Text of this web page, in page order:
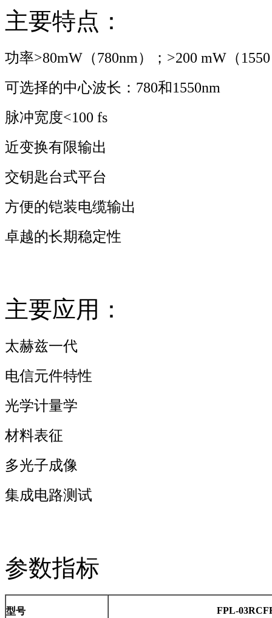
主要特点：
功率>80mW（780nm）；>200 mW（
可选择的中心波长：780和1550nm
脉冲宽度<100 fs
近变换有限输出
交钥匙台式平台
方便的铠装电缆输出
卓越的长期稳定性
主要应用：
太赫兹一代
电信元件特性
光学计量学
材料表征
多光子成像
集成电路测试
参数指标
型号 FPL-